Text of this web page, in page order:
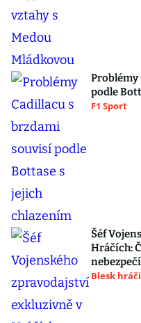
Problémy
podle
F1 Sport
Šéf
Hráčích:
Blesk hráči